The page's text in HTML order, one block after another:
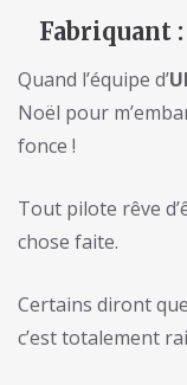
Fabriquant
Quand l’équipe d’
Noël pour
fonce !
Tout pilote rêve
chose faite.
Certains diront
c’est totalement